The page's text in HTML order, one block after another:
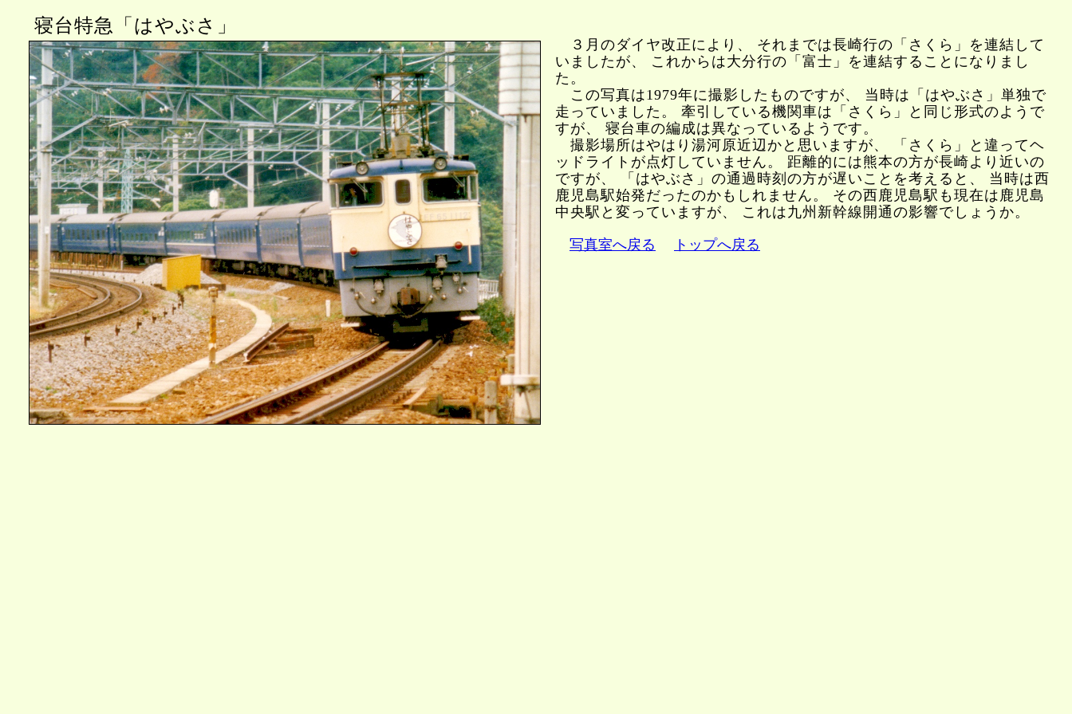
寝台特急「はやぶさ」
３月のダイヤ改正により、 それまでは長崎行の「さくら」を連結して
いましたが、 これからは大分行の「富士」を連結することになりまし
た。
この写真は1979年に撮影したものですが、 当時は「はやぶさ」単独で
走っていました。 牽引している機関車は「さくら」と同じ形式のようで
すが、 寝台車の編成は異なっているようです。
撮影場所はやはり湯河原近辺かと思いますが、 「さくら」と違ってヘ
ッドライトが点灯していません。 距離的には熊本の方が長崎より近いの
ですが、 「はやぶさ」の通過時刻の方が遅いことを考えると、 当時は西
鹿児島駅始発だったのかもしれません。 その西鹿児島駅も現在は鹿児島
中央駅と変っていますが、 これは九州新幹線開通の影響でしょうか。
写真室へ戻る トップへ戻る